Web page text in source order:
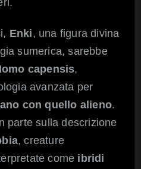
Enki, una figura divina
sumerica, sarebbe
capensis,
avanzata per
con quello alieno.
parte sulla descrizione
, creature
come ibridi